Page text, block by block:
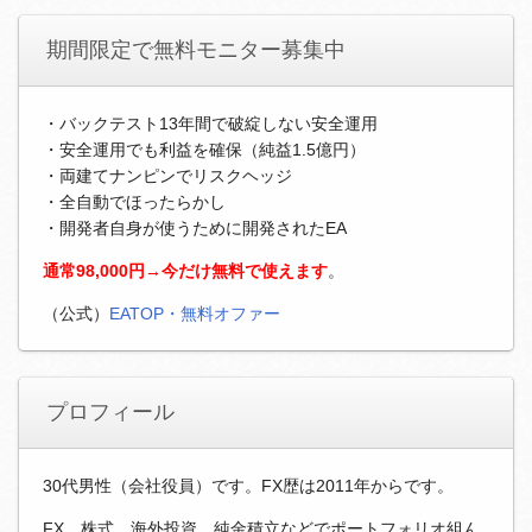
期間限定で無料モニター募集中
・バックテスト13年間で破綻しない安全運用
・安全運用でも利益を確保（純益1.5億円）
・両建てナンピンでリスクヘッジ
・全自動でほったらかし
・開発者自身が使うために開発されたEA
通常98,000円→今だけ無料で使えます。
（公式） EATOP・無料オファー
プロフィール
30代男性（会社役員）です。FX歴は2011年からです。